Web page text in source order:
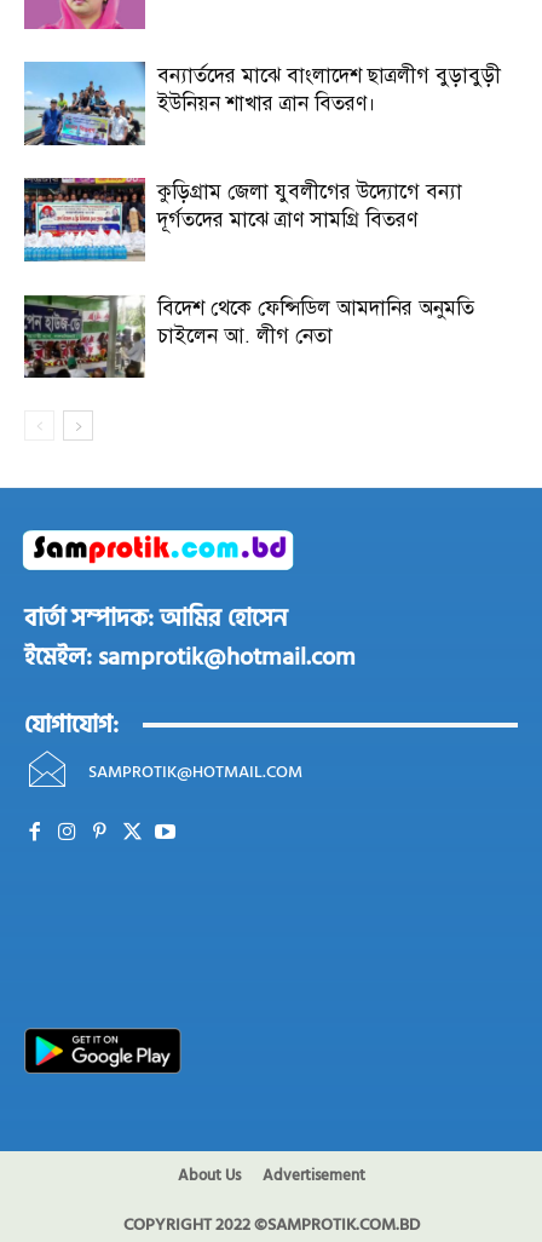
বন্যার্তদের মাঝে বাংলাদেশ ছাত্রলীগ বুড়াবুড়ী
ইউনিয়ন শাখার ত্রান বিতরণ।
কুড়িগ্রাম জেলা যুবলীগের উদ্যোগে বন্যা
দূর্গতদের মাঝে ত্রাণ সামগ্রি বিতরণ
বিদেশ থেকে ফেন্সিডিল আমদানির অনুমতি
চাইলেন আ. লীগ নেতা
বার্তা সম্পাদক: আমির হোসেন
ইমেইল: samprotik@hotmail.com
যোগাযোগ:
SAMPROTIK@HOTMAIL.COM
About Us Advertisement
COPYRIGHT 2022 ©SAMPROTIK.COM.BD